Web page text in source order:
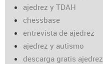
ajedrez y TDAH
chessbase
entrevista de ajedrez
ajedrez y autismo
descarga gratis ajedrez